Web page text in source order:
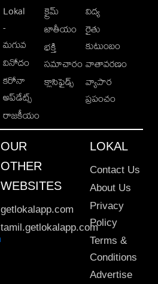
Lokal
-
మగువ
వినోదం
కరోనా
అప్‌డేట్స్
రాజకీయం
క్రైమ్
జాతీయం
భక్తి
సమాచారం
క్లాసిఫైడ్స్
విద్య
రైతు
కుటుంబం
వాతావరణం
వ్యాపార
ప్రపంచం
OUR
OTHER
WEBSITES
getlokalapp.com
tamil.getlokalapp.com
LOKAL
Contact Us
About Us
Privacy
Policy
Terms &
Conditions
Advertise